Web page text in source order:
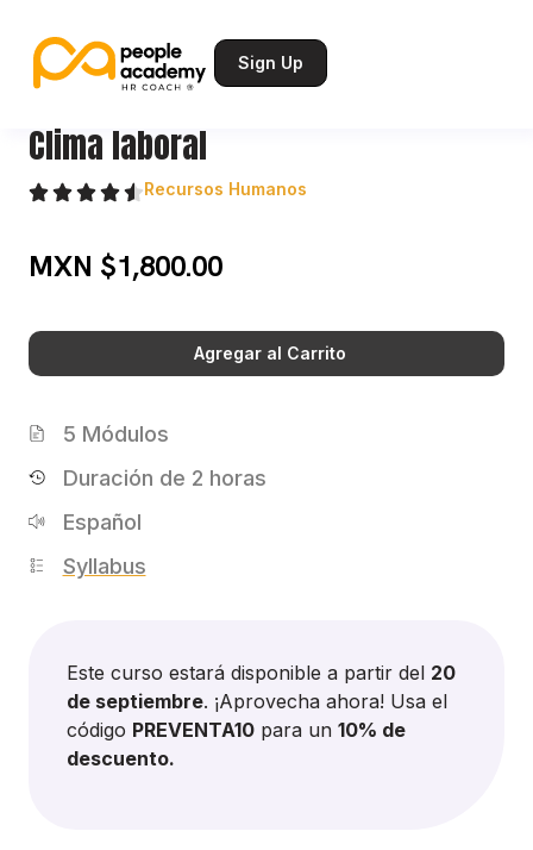
Sign Up
Clima laboral
Recursos Humanos
MXN $1,800.00
Agregar al Carrito
5 Módulos
Duración de 2 horas
Español
Syllabus
Este curso estará disponible a partir del 20
de septiembre. ¡Aprovecha ahora! Usa el
código PREVENTA10 para un 10% de
descuento.